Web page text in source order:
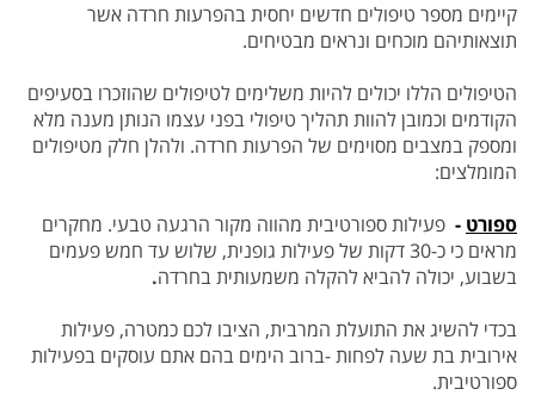
קיימים מספר טיפולים חדשים יחסית בהפרעות חרדה אשר
תוצאותיהם מוכחים ונראים מבטיחים.
הטיפולים הללו יכולים להיות משלימים לטיפולים שהוזכרו בסעיפים
הקודמים וכמובן להוות תהליך טיפולי בפני עצמו הנותן מענה מלא
ומספק במצבים מסוימים של הפרעות חרדה. ולהלן חלק מטיפולים
המומלצים:
ספורט - פעילות ספורטיבית מהווה מקור הרגעה טבעי. מחקרים
מראים כי כ-30 דקות של פעילות גופנית, שלוש עד חמש פעמים
בשבוע, יכולה להביא להקלה משמעותית בחרדה.
בכדי להשיג את התועלת המרבית, הציבו לכם כמטרה, פעילות
אירובית בת שעה לפחות -ברוב הימים בהם אתם עוסקים בפעילות
ספורטיבית.